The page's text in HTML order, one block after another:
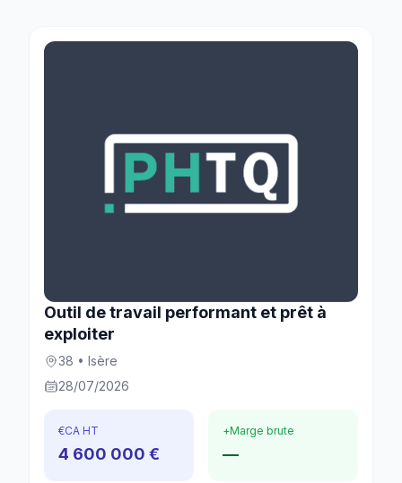
Outil de travail performant et prêt à
exploiter
38 • Isère
28/07/2026
€CA HT
4 600 000 €
+Marge brute
—